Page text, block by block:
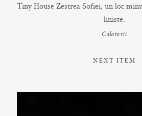
Tiny House Zestrea Sofiei, un loc
liniste.
Calatorii
NEXT ITEM